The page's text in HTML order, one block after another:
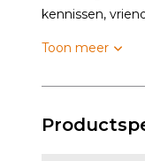
kennissen,
Toon meer